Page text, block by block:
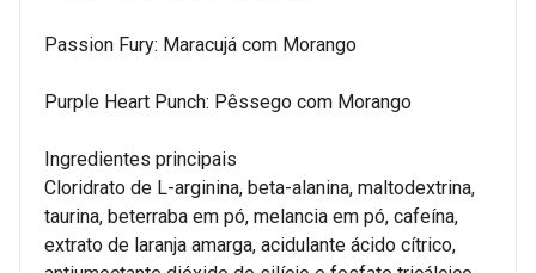
Passion Fury: Maracujá com Morango
Purple Heart Punch: Pêssego com Morango
Ingredientes principais
Cloridrato de L-arginina, beta-alanina, maltodextrina,
taurina, beterraba em pó, melancia em pó, cafeína,
extrato de laranja amarga, acidulante ácido cítrico,